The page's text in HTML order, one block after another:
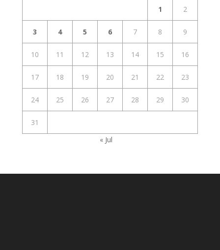
1 2
3 4 5 6 7 8 9
10 11 12 13 14 15 16
17 18 19 20 21 22 23
24 25 26 27 28 29 30
31
« Jul